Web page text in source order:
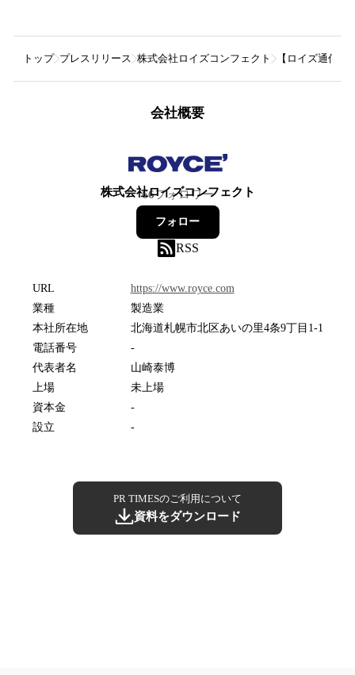
トップ プレスリリース 株式会社ロイズコンフェクト 【ロイズ通信
会社概要
株式会社ロイズコンフェクト
66フォロワー
フォロー
RSS
URL
https://www.royce.com
業種
製造業
本社所在地
北海道札幌市北区あいの里4条9丁目1-1
電話番号
-
代表者名
山崎泰博
上場
未上場
資本金
-
設立
-
PR TIMESのご利用について
資料をダウンロード